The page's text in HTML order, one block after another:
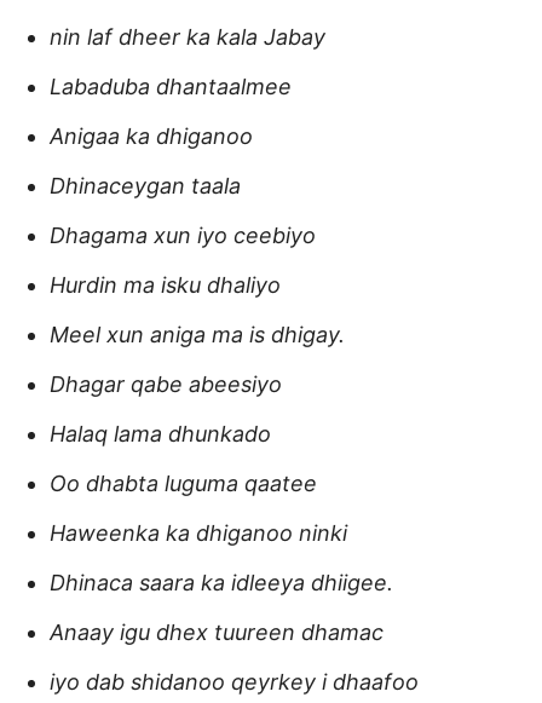
nin laf dheer ka kala Jabay
Labaduba dhantaalmee
Anigaa ka dhiganoo
Dhinaceygan taala
Dhagama xun iyo ceebiyo
Hurdin ma isku dhaliyo
Meel xun aniga ma is dhigay.
Dhagar qabe abeesiyo
Halaq lama dhunkado
Oo dhabta luguma qaatee
Haweenka ka dhiganoo ninki
Dhinaca saara ka idleeya dhiigee.
Anaay igu dhex tuureen dhamac
iyo dab shidanoo qeyrkey i dhaafoo